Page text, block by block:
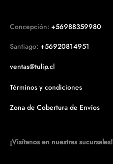
Concepción: +56988359980
Santiago: +56920814951
ventas@tulip.cl
Términos y condiciones
Zona de Cobertura de Envíos
¡Visítanos en nuestras sucursales!